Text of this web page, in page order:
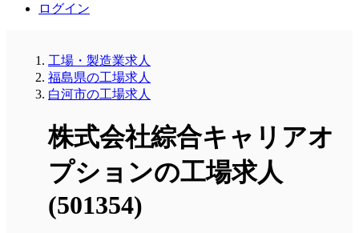
ログイン
工場・製造業求人
福島県の工場求人
白河市の工場求人
株式会社綜合キャリアオ
プションの工場求人
(501354)